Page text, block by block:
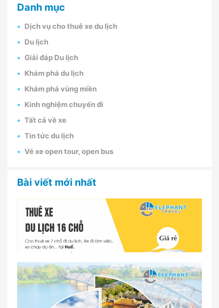
Danh mục
Dịch vụ cho thuê xe du lịch
Du lịch
Giải đáp Du lịch
Khám phá du lịch
Khám phá vùng miền
Kinh nghiệm chuyến đi
Tất cả về xe
Tin tức du lịch
Vé xe open tour, open bus
Bài viết mới nhất